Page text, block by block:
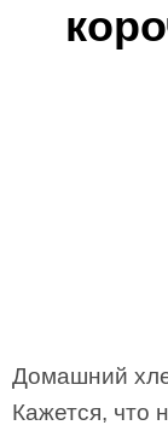
Домашний
Кажется, что